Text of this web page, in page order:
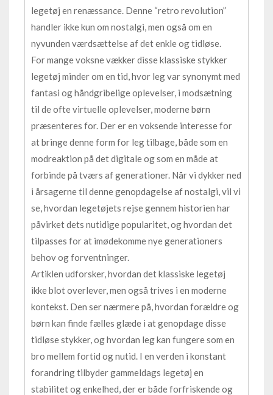
legetøj en renæssance. Denne “retro revolution”
handler ikke kun om nostalgi, men også om en
nyvunden værdsættelse af det enkle og tidløse.
For mange voksne vækker disse klassiske stykker
legetøj minder om en tid, hvor leg var synonymt med
fantasi og håndgribelige oplevelser, i modsætning
til de ofte virtuelle oplevelser, moderne børn
præsenteres for. Der er en voksende interesse for
at bringe denne form for leg tilbage, både som en
modreaktion på det digitale og som en måde at
forbinde på tværs af generationer. Når vi dykker ned
i årsagerne til denne genopdagelse af nostalgi, vil vi
se, hvordan legetøjets rejse gennem historien har
påvirket dets nutidige popularitet, og hvordan det
tilpasses for at imødekomme nye generationers
behov og forventninger.
Artiklen udforsker, hvordan det klassiske legetøj
ikke blot overlever, men også trives i en moderne
kontekst. Den ser nærmere på, hvordan forældre og
børn kan finde fælles glæde i at genopdage disse
tidløse stykker, og hvordan leg kan fungere som en
bro mellem fortid og nutid. I en verden i konstant
forandring tilbyder gammeldags legetøj en
stabilitet og enkelhed, der er både forfriskende og